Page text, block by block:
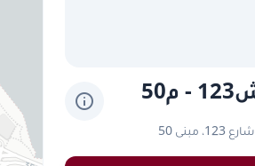
info